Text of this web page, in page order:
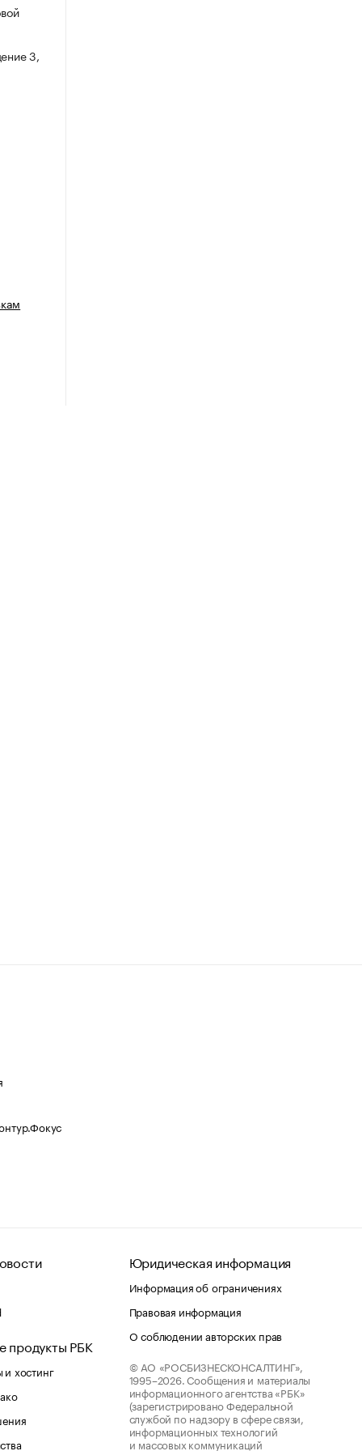
3,
продукты РБК
хостинг
Юридическая информация
Информация об ограничениях
Правовая информация
О соблюдении авторских прав
© АО «РОСБИЗНЕСКОНСАЛТИНГ»,
1995–2026. Сообщения и материалы
информационного агентства «РБК»
(зарегистрировано Федеральной
службой по надзору в сфере связи,
информационных технологий
и массовых коммуникаций